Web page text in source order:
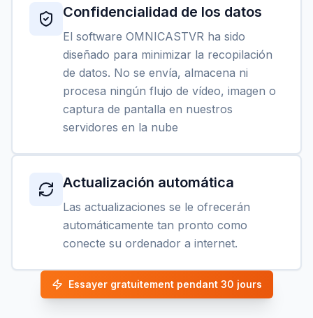
Confidencialidad de los datos
El software OMNICASTVR ha sido
diseñado para minimizar la recopilación
de datos. No se envía, almacena ni
procesa ningún flujo de vídeo, imagen o
captura de pantalla en nuestros
servidores en la nube
Actualización automática
Las actualizaciones se le ofrecerán
automáticamente tan pronto como
conecte su ordenador a internet.
Essayer gratuitement pendant 30 jours